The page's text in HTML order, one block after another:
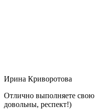
Ирина Криворотова
Отлично выполняете свою
довольны, респект!)